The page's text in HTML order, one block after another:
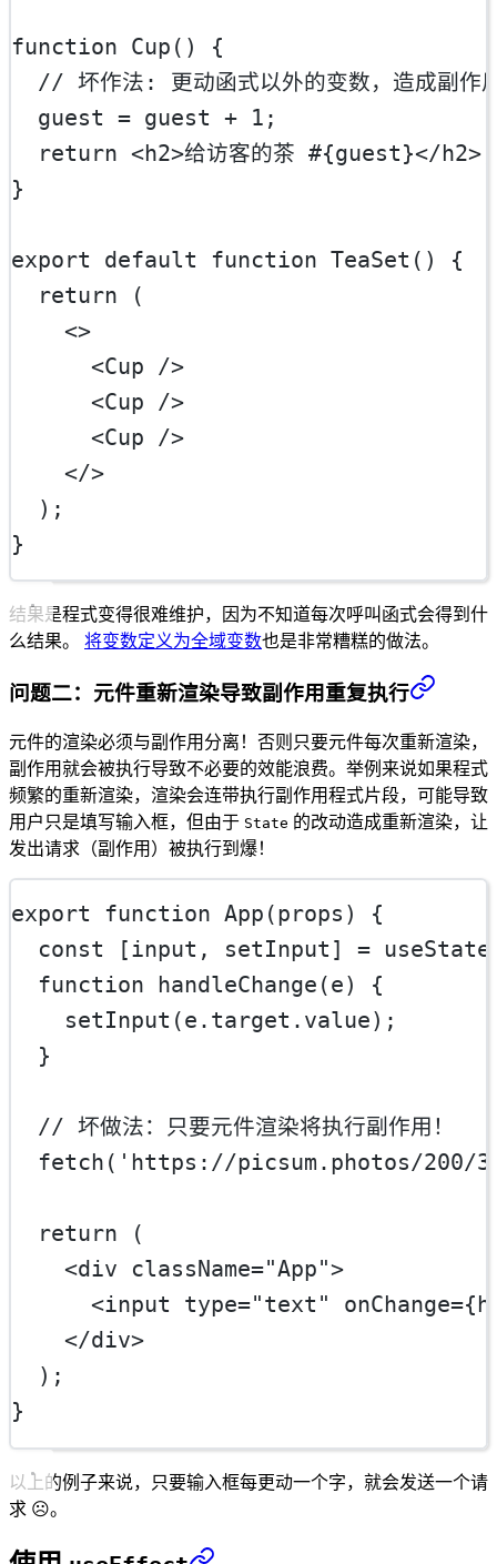
function Cup () {
// 坏作法: 更动函式以外的变数，造成副作
  guest
= guest + 1 ;
return <h2>给访客的茶 #{guest}</h2>;
}
export default function TeaSet () {
return (
    <>
      <
Cup />
      <
Cup />
      <
Cup />
    </>
  );
}
结果是程式变得很难维护，因为不知道每次呼叫函式会得到什
么结果。 将变数定义为全域变数也是非常糟糕的做法。
问题二：元件重新渲染导致副作用重复执行
元件的渲染必须与副作用分离！否则只要元件每次重新渲染，
副作用就会被执行导致不必要的效能浪费。举例来说如果程式
频繁的重新渲染，渲染会连带执行副作用程式片段，可能导致
用户只是填写输入框，但由于 State 的改动造成重新渲染，让
发出请求（副作用）被执行到爆！
export function App (props ) {
const [input , setInput ] = useState
function
handleChange (e) {
setInput (e.target.value);
  }
// 坏做法：只要元件渲染将执行副作用！
fetch ( 'https://picsum.photos/200/
return (
    <
div className="App">
      <
input type="text" onChange=
    </
div>
  );
}
以上的例子来说，只要输入框每更动一个字，就会发送一个请
求 ☹。